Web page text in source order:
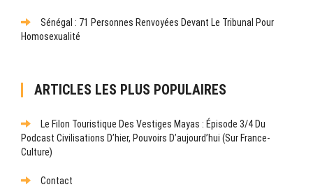
Sénégal : 71 Personnes Renvoyées Devant Le Tribunal Pour
Homosexualité
ARTICLES LES PLUS POPULAIRES
Le Filon Touristique Des Vestiges Mayas : Épisode 3/4 Du
Podcast Civilisations D’hier, Pouvoirs D’aujourd’hui (sur France-
Culture)
Contact